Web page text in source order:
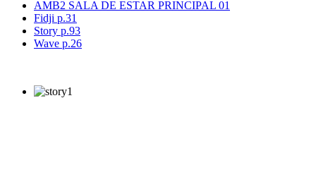
AMB2 SALA DE ESTAR PRINCIPAL 01
Fidji p.31
Story p.93
Wave p.26